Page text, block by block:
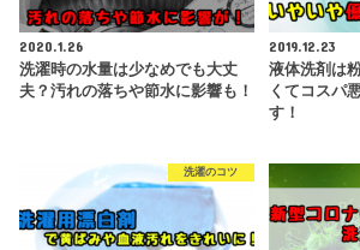
2020.1.26
洗濯時の水量は少なめでも大丈
夫？汚れの落ちや節水に影響も！
2019.12.23
液体洗剤は
くてコスパ
す！
洗濯のコツ